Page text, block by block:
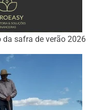
safra de verão 2026